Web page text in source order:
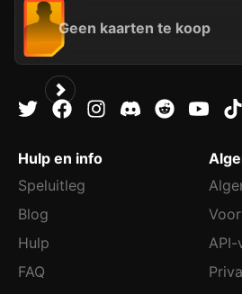
Geen kaarten te koop
Hulp en info
Speluitleg
Blog
Hulp
FAQ
API-